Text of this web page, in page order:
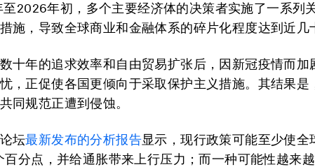
至2026年初，多个主要经济体的决策者实施了一系列
施，导致全球商业和金融体系的碎片化程度达到近几
十年的追求效率和自由贸易扩张后，因新冠疫情而加
，正促使各国更倾向于采取保护主义措施。其结果是
同规范正遭到侵蚀。
坛最新发布的分析报告显示，现行政策可能至少使全
百分点，并给通胀带来上行压力；而一种可能性越来